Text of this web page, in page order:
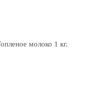
молоко 1 кг.